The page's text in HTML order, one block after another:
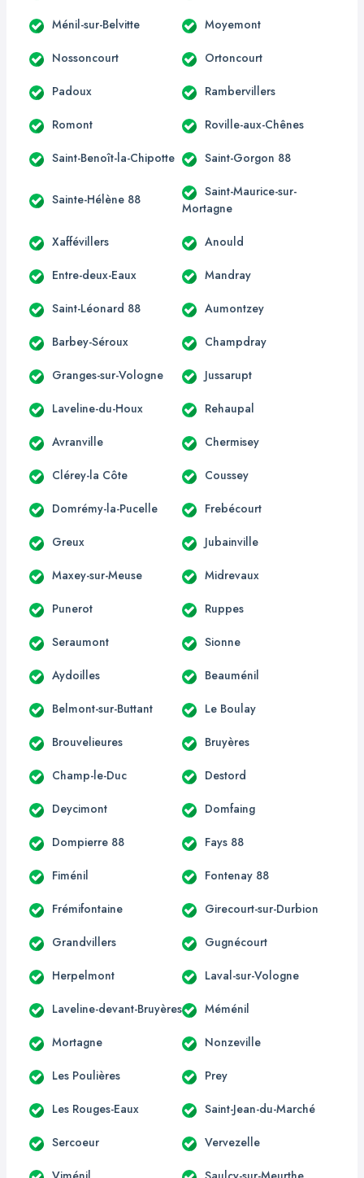
Ménil-sur-Belvitte Moyemont
Nossoncourt Ortoncourt
Padoux Rambervillers
Romont Roville-aux-Chênes
Saint-Benoît-la-Chipotte Saint-Gorgon 88
Sainte-Hélène 88
Saint-Maurice-sur-
Mortagne
Xaffévillers Anould
Entre-deux-Eaux Mandray
Saint-Léonard 88 Aumontzey
Barbey-Séroux Champdray
Granges-sur-Vologne Jussarupt
Laveline-du-Houx Rehaupal
Avranville Chermisey
Clérey-la Côte Coussey
Domrémy-la-Pucelle Frebécourt
Greux Jubainville
Maxey-sur-Meuse Midrevaux
Punerot Ruppes
Seraumont Sionne
Aydoilles Beauménil
Belmont-sur-Buttant Le Boulay
Brouvelieures Bruyères
Champ-le-Duc Destord
Deycimont Domfaing
Dompierre 88 Fays 88
Fiménil Fontenay 88
Frémifontaine Girecourt-sur-Durbion
Grandvillers Gugnécourt
Herpelmont Laval-sur-Vologne
Laveline-devant-Bruyères Méménil
Mortagne Nonzeville
Les Poulières Prey
Les Rouges-Eaux Saint-Jean-du-Marché
Sercoeur Vervezelle